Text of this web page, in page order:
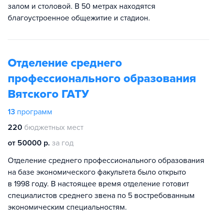
залом и столовой. В 50 метрах находятся
благоустроенное общежитие и стадион.
Отделение среднего
профессионального образования
Вятского ГАТУ
13 программ
220 бюджетных мест
от 50000 р. за год
Отделение среднего профессионального образования
на базе экономического факультета было открыто
в 1998 году. В настоящее время отделение готовит
специалистов среднего звена по 5 востребованным
экономическим специальностям.